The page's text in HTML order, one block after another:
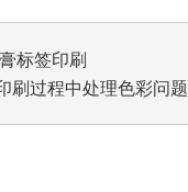
标签印刷
刷过程中处理色彩问题